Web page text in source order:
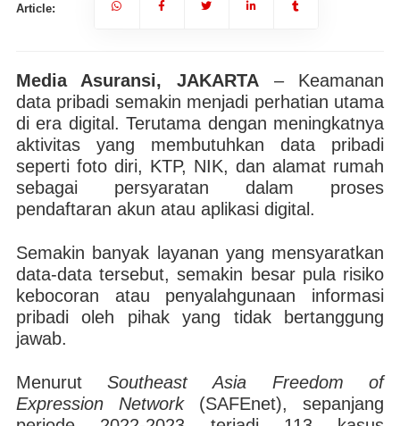
Article:
Media Asuransi, JAKARTA – Keamanan
data pribadi semakin menjadi perhatian utama
di era digital. Terutama dengan meningkatnya
aktivitas yang membutuhkan data pribadi
seperti foto diri, KTP, NIK, dan alamat rumah
sebagai persyaratan dalam proses
pendaftaran akun atau aplikasi digital.
Semakin banyak layanan yang mensyaratkan
data-data tersebut, semakin besar pula risiko
kebocoran atau penyalahgunaan informasi
pribadi oleh pihak yang tidak bertanggung
jawab.
MenurutSoutheast Asia Freedom of
Expression Network(SAFEnet), sepanjang